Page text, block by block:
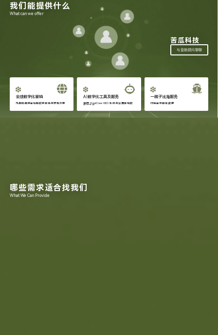
我们能提供什么
What can we offer
苦瓜科技
与营销顾问聊聊
全球数字化营销
为品牌提供全链路数字营销与获客方案
AI数字化工具及服务
自研 HapiClaw GEO 系统与会展营销数
字化工具
一揽子出海服务
对接全球出海资源
哪些需求适合找我们
What We Can Provide